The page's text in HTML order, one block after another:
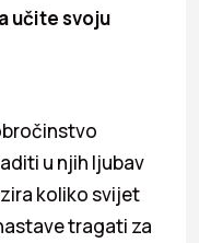
učite svoju
u njih ljubav
koliko svijet
tragati za